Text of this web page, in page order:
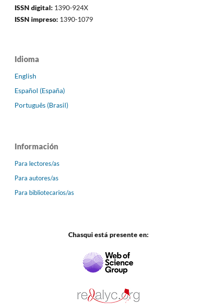
ISSN digital: 1390-924X
ISSN impreso: 1390-1079
Idioma
English
Español (España)
Português (Brasil)
Información
Para lectores/as
Para autores/as
Para bibliotecarios/as
Chasqui está presente en: